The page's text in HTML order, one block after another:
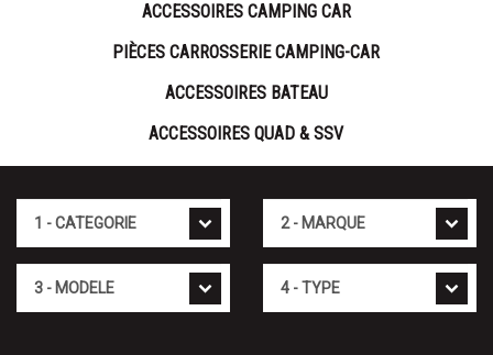
ACCESSOIRES CAMPING CAR
PIÈCES CARROSSERIE CAMPING-CAR
ACCESSOIRES BATEAU
ACCESSOIRES QUAD & SSV